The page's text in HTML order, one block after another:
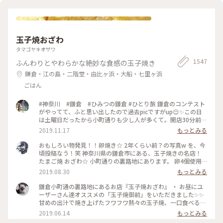
玉子焼おざわ
タマゴヤキオザワ
ふんわりとやわらかな絶妙な食感の玉子焼き
鎌倉・江の島・二階堂・由比ヶ浜・大船・七里ヶ浜
ごはん
1547
#神奈川 #鎌倉 #ひみつの鎌倉 #ひとり旅 鎌倉のコンテスト
がやってて、ふと思い出したので過去picですがup😌✨この日
は土曜日だったから小町通りも少し人が多くて。開店30分前に
並び始めて、既に前に10人ほどいましたよ〜。運良く1巡目で
入れたので、玉子焼きを注文😎なんともいえない甘さと出汁の
お味と、、、とりあえず美味😂笑！また機会があれば行きたい
なあ。
2019.11.17
もっとみる
おもしろい物発見！！卵焼き☆ 2年くらい前？の写真w を、今
頃投稿なう！笑 神奈川県の鎌倉市にある、玉子焼きの名店！
たまご焼 おざわ☆ 小町通りの裏路地にあります。 卵4個使用
で、砂糖醤油の風味の後に、出汁の風味と旨みが来る感じでし
た！ 口当たりは柔らでした！ 記憶でわ… 開店の11時半前に行
ったのに、長者の列で30分以上待った記憶が… 懐かし～ ま
た、食べに行きたいな～ #神奈川 #鎌倉 #玉子焼き #おざわ #御
膳 #名店 #小町通り #裏 #過去
2019.08.30
もっとみる
鎌倉小町通の裏路地にあるお店『玉子焼おざわ』 ・ お昼にユ
ーザーさん達オススメの「玉子焼御前」をいただきました✨✨
甘めの出汁で焼き上げたフワフワ熱々の玉子焼、一口食べると
旨味がジュワーッと広がります😆 この味は絶対家で再現でき
ない美味しさです🌟 ・ ちなみに、ご飯の上の昆布もいいお
2019.06.14 もっとみる